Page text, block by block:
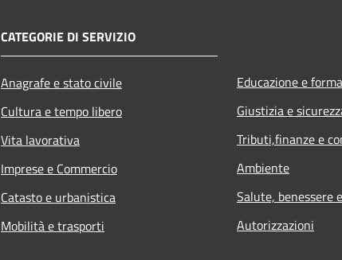
CATEGORIE DI SERVIZIO
Anagrafe e stato civile
Cultura e tempo libero
Vita lavorativa
Imprese e Commercio
Catasto e urbanistica
Mobilità e trasporti
Educazione e
Giustizia e
Tributi,finanze e
Ambiente
Salute, benessere
Autorizzazioni